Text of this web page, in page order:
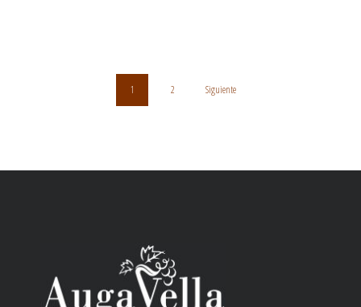
1 2 Siguiente